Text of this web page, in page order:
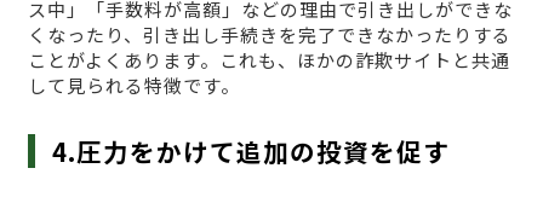
ス中」「手数料が高額」などの理由で引き出しができな
くなったり、引き出し手続きを完了できなかったりする
ことがよくあります。これも、ほかの詐欺サイトと共通
して見られる特徴です。
4.圧力をかけて追加の投資を促す